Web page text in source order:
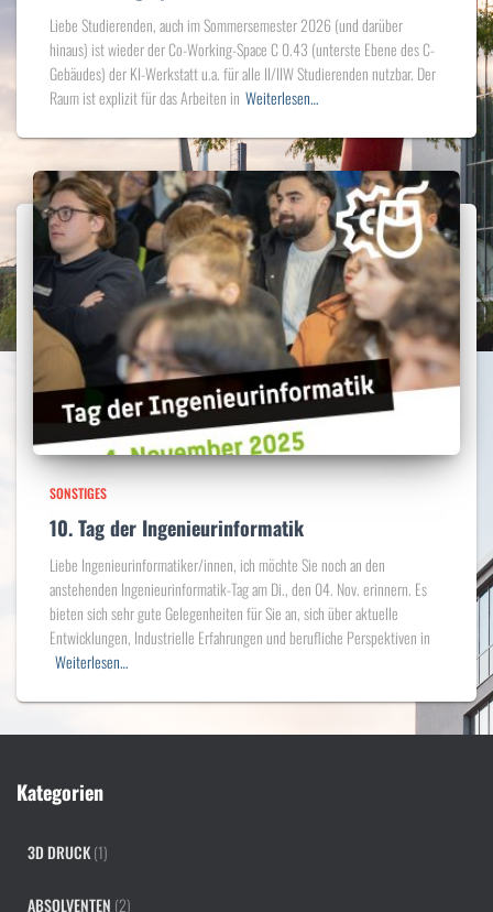
Liebe Studierenden, auch im Sommersemester 2026 (und darüber
hinaus) ist wieder der Co-Working-Space C 0.43 (unterste Ebene des C-
Gebäudes) der KI-Werkstatt u.a. für alle II/IIW Studierenden nutzbar. Der
Raum ist explizit für das Arbeiten in Weiterlesen…
SONSTIGES
10. Tag der Ingenieurinformatik
Liebe Ingenieurinformatiker/innen, ich möchte Sie noch an den
anstehenden Ingenieurinformatik-Tag am Di., den 04. Nov. erinnern. Es
bieten sich sehr gute Gelegenheiten für Sie an, sich über aktuelle
Entwicklungen, Industrielle Erfahrungen und berufliche Perspektiven in
Weiterlesen…
Kategorien
3D DRUCK(1)
ABSOLVENTEN (2)